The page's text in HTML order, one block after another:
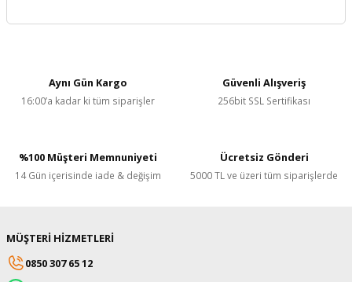
Siperlik
Aynı Gün Kargo
16:00’a kadar ki tüm siparişler
Güvenli Alışveriş
256bit SSL Sertifikası
%100 Müşteri Memnuniyeti
14 Gün içerisinde iade & değişim
Ücretsiz Gönderi
5000 TL ve üzeri tüm siparişlerde
MÜŞTERİ HİZMETLERİ
0850 307 65 12